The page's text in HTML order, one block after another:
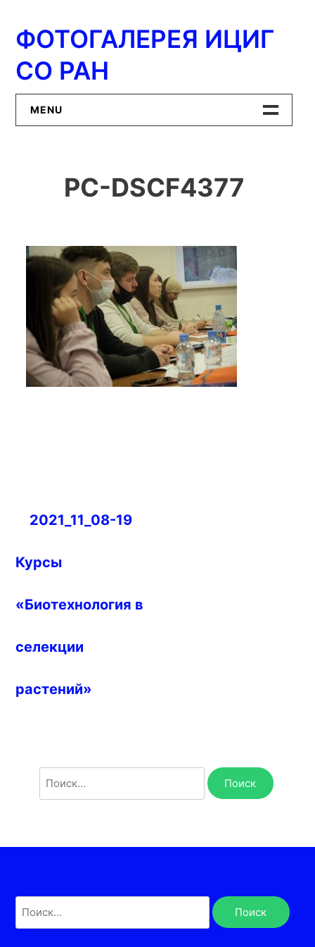
содержимому
ФОТОГАЛЕРЕЯ ИЦИГ
СО РАН
MENU
ИЦиГ СО РАН
PC-DSCF4377
Навигация
записям
2021_11_08-19
Курсы
«Биотехнология в
селекции
растений»
Найти: